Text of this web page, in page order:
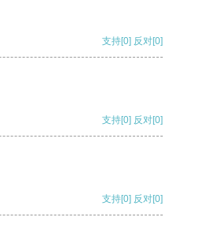
支持[0] 反对[0]
支持[0] 反对[0]
支持[0] 反对[0]